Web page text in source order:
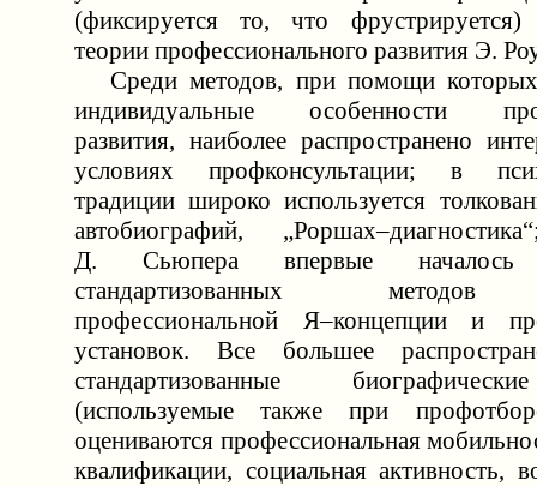
(фиксируется то, что
теории профессионального развития Э.
Среди методов, при помощи которых
индивидуальные особенности
развития, наиболее распространено
условиях профконсультации; в
традиции широко используется
автобиографий,
Д. Сьюпера впервые началось
стандартизованных методов
профессиональной Я–концепции и
установок. Все большее
стандартизованные
(используемые также при
оцениваются профессиональная
квалификации, социальная активность,